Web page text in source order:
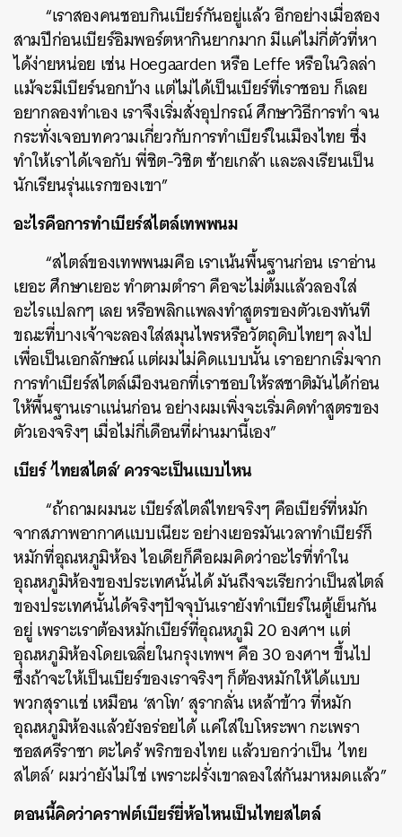
“เราสองคนชอบกินเบียร์กันอยู่แล้ว อีกอย่างเมื่อสอง
สามปีก่อนเบียร์อิมพอร์ตหากินยากมาก มีแค่ไม่กี่ตัวที่หา
ได้ง่ายหน่อย เช่น Hoegaarden หรือ Leffe หรือในวิลล่า
แม้จะมีเบียร์นอกบ้าง แต่ไม่ได้เป็นเบียร์ที่เราชอบ ก็เลย
อยากลองทำเอง เราจึงเริ่มสั่งอุปกรณ์ ศึกษาวิธีการทำ จน
กระทั่งเจอบทความเกี่ยวกับการทำเบียร์ในเมืองไทย ซึ่ง
ทำให้เราได้เจอกับ พี่ชิต-วิชิต ซ้ายเกล้า และลงเรียนเป็น
นักเรียนรุ่นแรกของเขา”
อะไรคือการทำเบียร์สไตล์เทพพนม
“สไตล์ของเทพพนมคือ เราเน้นพื้นฐานก่อน เราอ่าน
เยอะ ศึกษาเยอะ ทำตามตำรา คือจะไม่ต้มแล้วลองใส่
อะไรแปลกๆ เลย หรือพลิกแพลงทำสูตรของตัวเองทันที
ขณะที่บางเจ้าจะลองใส่สมุนไพรหรือวัตถุดิบไทยๆ ลงไป
เพื่อเป็นเอกลักษณ์ แต่ผมไม่คิดแบบนั้น เราอยากเริ่มจาก
การทำเบียร์สไตล์เมืองนอกที่เราชอบให้รสชาติมันได้ก่อน
ให้พื้นฐานเราแน่นก่อน อย่างผมเพิ่งจะเริ่มคิดทำสูตรของ
ตัวเองจริงๆ เมื่อไม่กี่เดือนที่ผ่านมานี้เอง”
เบียร์ ‘ไทยสไตล์’ ควรจะเป็นแบบไหน
“ถ้าถามผมนะ เบียร์สไตล์ไทยจริงๆ คือเบียร์ที่หมัก
จากสภาพอากาศแบบเนียะ อย่างเยอรมันเวลาทำเบียร์ก็
หมักที่อุณหภูมิห้อง ไอเดียก็คือผมคิดว่าอะไรที่ทำใน
อุณหภูมิห้องของประเทศนั้นได้ มันถึงจะเรียกว่าเป็นสไตล์
ของประเทศนั้นได้จริงๆปัจจุบันเรายังทำเบียร์ในตู้เย็นกัน
อยู่ เพราะเราต้องหมักเบียร์ที่อุณหภูมิ 20 องศาฯ แต่
อุณหภูมิห้องโดยเฉลี่ยในกรุงเทพฯ คือ 30 องศาฯ ขึ้นไป
ซึ่งถ้าจะให้เป็นเบียร์ของเราจริงๆ ก็ต้องหมักให้ได้แบบ
พวกสุราแช่ เหมือน ‘สาโท’ สุรากลั่น เหล้าข้าว ที่หมัก
อุณหภูมิห้องแล้วยังอร่อยได้ แค่ใส่ใบโหระพา กะเพรา
ซอสศรีราชา ตะไคร้ พริกของไทย แล้วบอกว่าเป็น ‘ไทย
สไตล์’ ผมว่ายังไม่ใช่ เพราะฝรั่งเขาลองใส่กันมาหมดแล้ว”
ตอนนี้คิดว่าคราฟต์เบียร์ยี่ห้อไหนเป็นไทยสไตล์